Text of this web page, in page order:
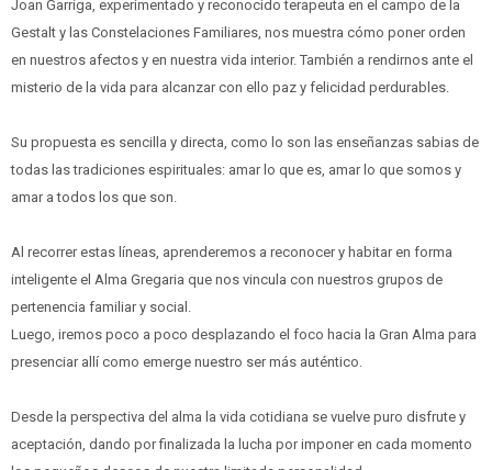
Joan Garriga, experimentado y reconocido terapeuta en el campo de la
Gestalt y las Constelaciones Familiares, nos muestra cómo poner orden
en nuestros afectos y en nuestra vida interior. También a rendirnos ante el
misterio de la vida para alcanzar con ello paz y felicidad perdurables.
Su propuesta es sencilla y directa, como lo son las enseñanzas sabias de
todas las tradiciones espirituales: amar lo que es, amar lo que somos y
amar a todos los que son.
Al recorrer estas líneas, aprenderemos a reconocer y habitar en forma
inteligente el Alma Gregaria que nos vincula con nuestros grupos de
pertenencia familiar y social.
Luego, iremos poco a poco desplazando el foco hacia la Gran Alma para
presenciar allí como emerge nuestro ser más auténtico.
Desde la perspectiva del alma la vida cotidiana se vuelve puro disfrute y
aceptación, dando por finalizada la lucha por imponer en cada momento